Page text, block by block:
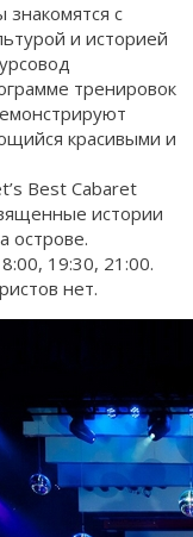
с
и историей
тренировок
красивыми и
Best Cabaret
истории
острове.
19:30, 21:00.
нет.